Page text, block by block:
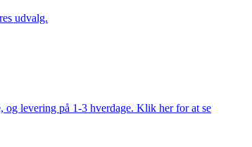
udvalg.
og levering på 1-3 hverdage. Klik her for at se